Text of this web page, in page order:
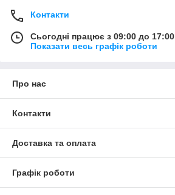
Контакти
Сьогодні працює з 09:00 до 17:00
Показати весь графік роботи
Про нас
Контакти
Доставка та оплата
Графік роботи